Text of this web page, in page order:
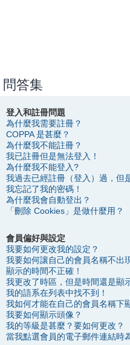
問答集
登入和註冊問題
為什麼我需要註冊？
COPPA 是甚麼？
為什麼我不能註冊？
我已註冊但是無法登入！
為什麼我不能登入?
我過去已經註冊（登入）過，但
我忘記了我的密碼！
為什麼我會自動登出？
「刪除 Cookies」是做什麼用？
會員偏好與設定
我要如何更改我的設定？
我要如何讓自己的會員名稱不出
顯示的時間不正確！
我更改了時區，但是時間還是顯
我的語系在列表中找不到！
我如何才能在自己的會員名稱下
我要如何顯示頭像？
我的等級是甚麼？要如何更改？
當我點選會員的電子郵件連結時